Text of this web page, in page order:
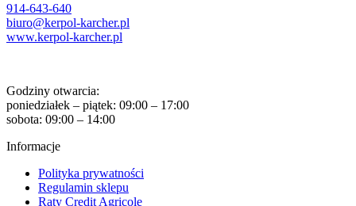
914-643-640
biuro@kerpol-karcher.pl
www.kerpol-karcher.pl
Godziny otwarcia:
poniedziałek – piątek: 09:00 – 17:00
sobota: 09:00 – 14:00
Informacje
Polityka prywatności
Regulamin sklepu
Raty Credit Agricole